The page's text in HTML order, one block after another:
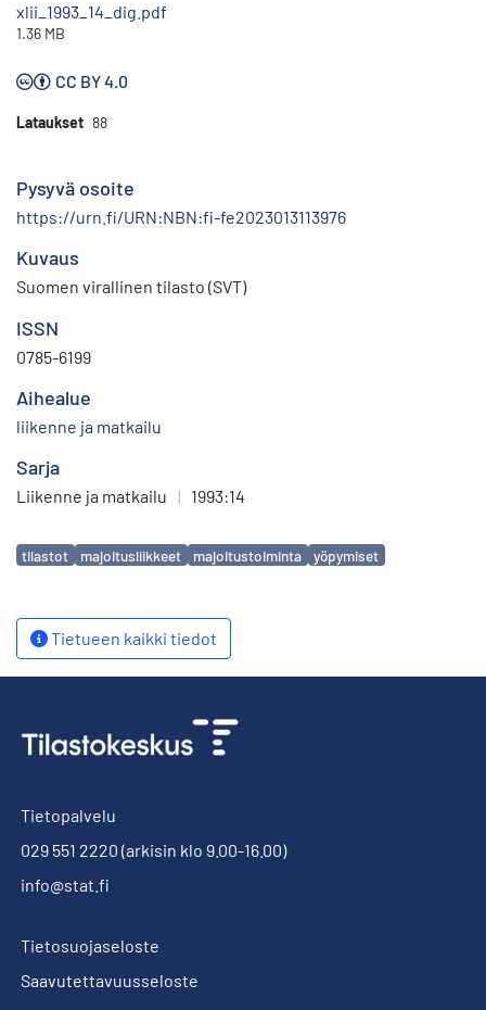
xlii_1993_14_dig.pdf
1.36 MB
CC BY 4.0
Lataukset 88
Pysyvä osoite
https://urn.fi/URN:NBN:fi-fe2023013113976
Kuvaus
Suomen virallinen tilasto (SVT)
ISSN
0785-6199
Aihealue
liikenne ja matkailu
Sarja
Liikenne ja matkailu | 1993:14
Avainsanat
tilastot majoitusliikkeet majoitustoiminta yöpymiset
Tietueen kaikki tiedot
Tietopalvelu
029 551 2220 (arkisin klo 9.00-16.00)
info@stat.fi
Tietosuojaseloste
Saavutettavuusseloste